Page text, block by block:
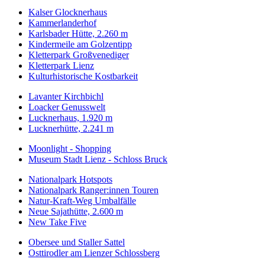
Kalser Glocknerhaus
Kammerlanderhof
Karlsbader Hütte, 2.260 m
Kindermeile am Golzentipp
Kletterpark Großvenediger
Kletterpark Lienz
Kulturhistorische Kostbarkeit
Lavanter Kirchbichl
Loacker Genusswelt
Lucknerhaus, 1.920 m
Lucknerhütte, 2.241 m
Moonlight - Shopping
Museum Stadt Lienz - Schloss Bruck
Nationalpark Hotspots
Nationalpark Ranger:innen Touren
Natur-Kraft-Weg Umbalfälle
Neue Sajathütte, 2.600 m
New Take Five
Obersee und Staller Sattel
Osttirodler am Lienzer Schlossberg